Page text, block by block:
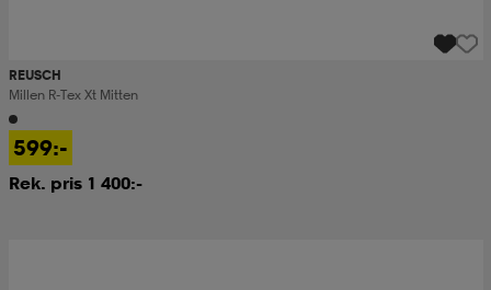
REUSCH
Millen R-Tex Xt Mitten
599:-
Rek. pris 1 400:-